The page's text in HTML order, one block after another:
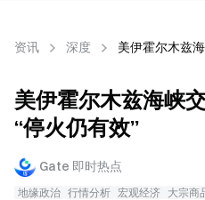
资讯 深度 美伊霍尔木兹
美伊霍尔木兹海峡
“停火仍有效”
Gate 即时热点
地缘政治 行情分析 宏观经济 大宗商